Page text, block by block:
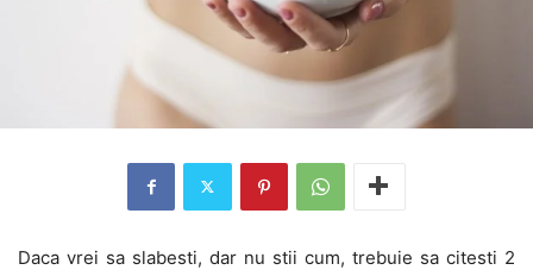
Daca vrei sa slabesti, dar nu stii cum, trebuie sa citesti 2